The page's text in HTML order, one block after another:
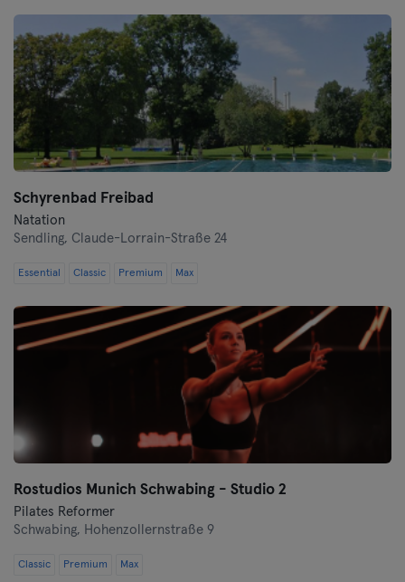
Schyrenbad Freibad
Natation
Sendling, Claude-Lorrain-Straße 24
Essential Classic Premium Max
Rostudios Munich Schwabing - Studio 2
Pilates Reformer
Schwabing, Hohenzollernstraße 9
Classic Premium Max
Darmstadt
Dortmund
Dresde
Duisbourg
Düsseldorf
Flensbourg
Frankfurt an der Oder
Freiburg
Fulda